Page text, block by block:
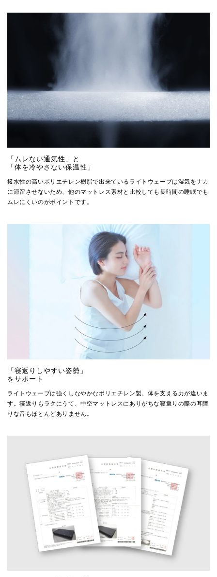
「ムレない通気性」と
「体を冷やさない保温性」
撥水性の高いポリエチレン樹脂で出来ているライトウェーブは湿気をナカ
に滞留させないため、他のマットレス素材と比較しても長時間の睡眠でも
ムレにくいのがポイントです。
「寝返りしやすい姿勢」
をサポート
ライトウェーブは強くしなやかなポリエチレン製。体を支える力が違いま
す。寝返りもラクにうて、中空マットレスにありがちな寝返りの際の耳障
りな音もほとんどありません。